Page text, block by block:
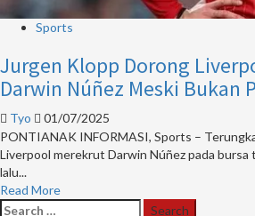
Sports
Jurgen Klopp Dorong
Darwin Núñez Meski Bukan
Tyo
01/07/2025
PONTIANAK INFORMASI, Sports –
Liverpool merekrut Darwin Núñez pada bursa
lalu...
Read MoreRead
Search